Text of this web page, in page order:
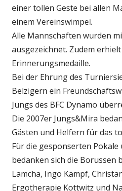
einer tollen Geste bei allen
einem Vereinswimpel.
Alle Mannschaften wurden
ausgezeichnet. Zudem
Erinnerungsmedaille.
Bei der Ehrung des
Belzigern ein
Jungs des BFC Dynamo
Die 2007er Jungs&Mira
Gästen und Helfern für das
Für die gesponserten Pokale
bedanken sich die Borussen
Lamcha, Ingo Kampf,
Ergotherapie Kottwitz und